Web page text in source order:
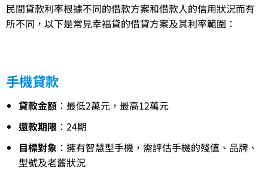
民間貸款利率根據不同的借款方案和借款人的信用狀況而有
所不同，以下是常見幸福貸的借貸方案及其利率範圍：
手機貸款
貸款金額：最低2萬元，最高12萬元
還款期限：24期
目標對象 ：擁有智慧型手機，需評估手機的殘值、品牌、
型號及老舊狀況